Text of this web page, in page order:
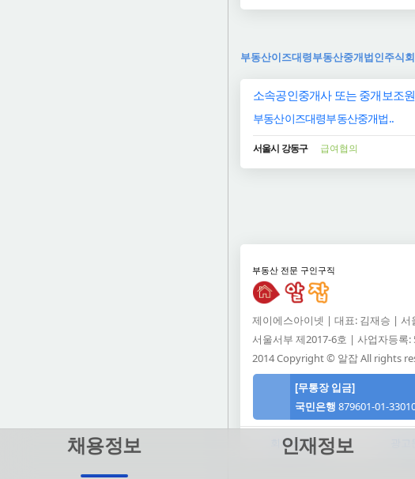
부동산이즈대령부동산중개법인주식
소속공인중개사 또는 중개보조
부동산이즈대령부동산중개법..
서울시 강동구 급여협의
부동산 전문 구인구직
제이에스아이넷 | 대표: 김재승 | 서
서울서부 제2017-6호 | 사업자등록:
2014 Copyright © 알잡 All rights
[무통장 입금]
국민은행 879601-01-
알잡 고객센터
메일: support@jsinet.co.kr
회사소개
채용정보 인재정보